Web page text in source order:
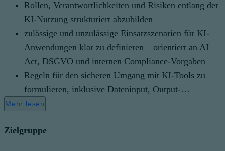
Rollen, Verantwortlichkeiten und Risiken entlang der
KI-Nutzung strukturiert abzubilden
zulässige und unzulässige Einsatzszenarien für KI-
Anwendungen klar zu definieren – orientiert an AI
Act, DSGVO und internen Compliance-Vorgaben
Regeln für den sicheren Umgang mit KI-Tools zu
formulieren, inklusive Dateninput, Output-…
Mehr lesen
Zielgruppe